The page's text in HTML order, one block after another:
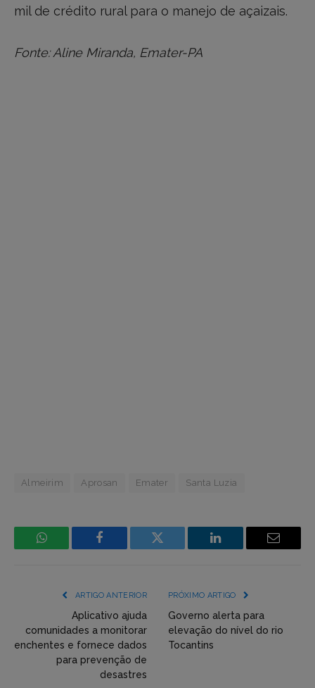
mil de crédito rural para o manejo de açaizais.
Fonte: Aline Miranda, Emater-PA
Almeirim Aprosan Emater Santa Luzia
WhatsApp Facebook
Incorpore
(YouTube,
Twitter,
Flickr
LinkedIn Email
ARTIGO ANTERIOR
Aplicativo ajuda
comunidades a monitorar
enchentes e fornece dados
para prevenção de
desastres
PRÓXIMO ARTIGO
Governo alerta para
elevação do nível do rio
Tocantins